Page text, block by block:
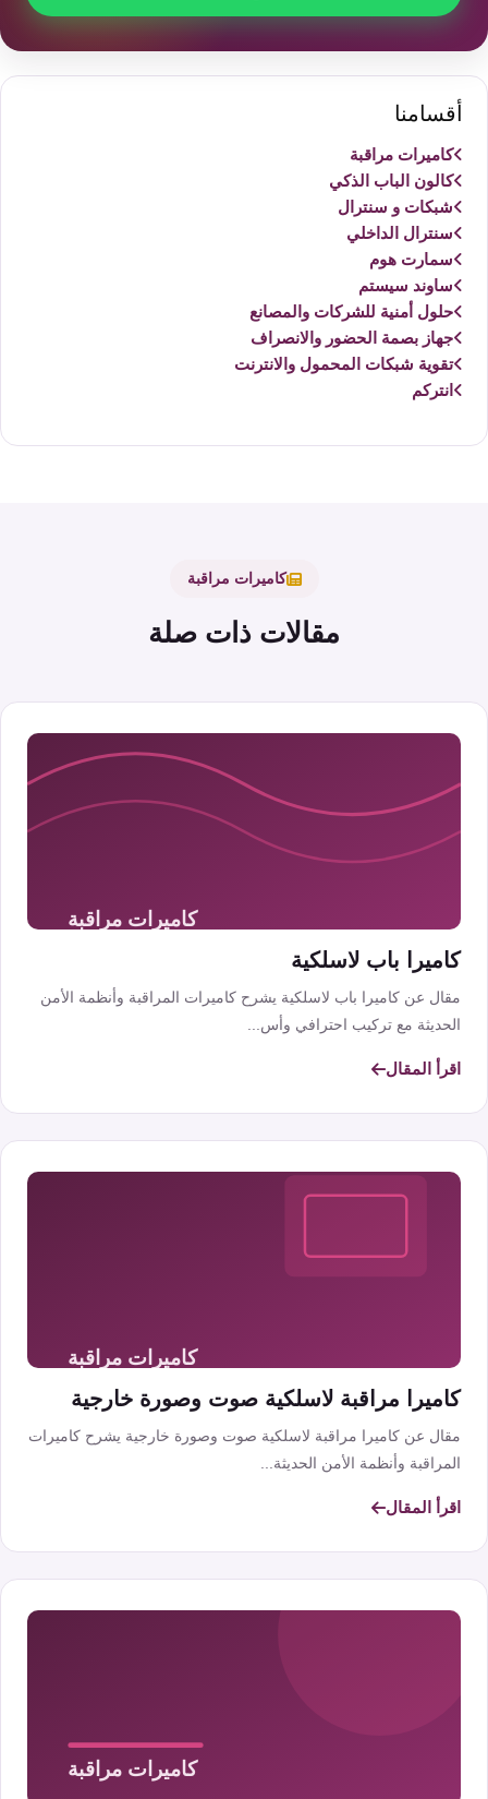
أقسامنا
كاميرات مراقبة
كالون الباب الذكي
شبكات و سنترال
سنترال الداخلي
سمارت هوم
ساوند سيستم
حلول أمنية للشركات والمصانع
جهاز بصمة الحضور والانصراف
تقوية شبكات المحمول والانترنت
انتركم
كاميرات مراقبة
مقالات ذات صلة
كاميرا باب لاسلكية
مقال عن كاميرا باب لاسلكية يشرح كاميرات المراقبة وأنظمة الأمن
الحديثة مع تركيب احترافي وأس...
اقرأ المقال
كاميرا مراقبة لاسلكية صوت وصورة خارجية
مقال عن كاميرا مراقبة لاسلكية صوت وصورة خارجية يشرح كاميرات
المراقبة وأنظمة الأمن الحديثة...
اقرأ المقال